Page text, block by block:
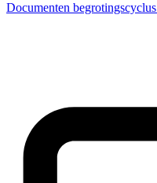
Documenten begrotingscyclus